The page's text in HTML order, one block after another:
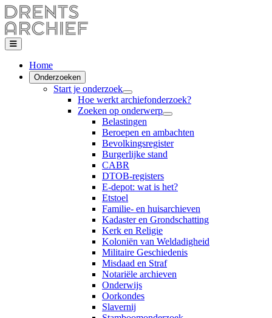
Home
Onderzoeken
Start je onderzoek
Hoe werkt archiefonderzoek?
Zoeken op onderwerp
Belastingen
Beroepen en ambachten
Bevolkingsregister
Burgerlijke stand
CABR
DTOB-registers
E-depot: wat is het?
Etstoel
Familie- en huisarchieven
Kadaster en Grondschatting
Kerk en Religie
Koloniën van Weldadigheid
Militaire Geschiedenis
Misdaad en Straf
Notariële archieven
Onderwijs
Oorkondes
Slavernij